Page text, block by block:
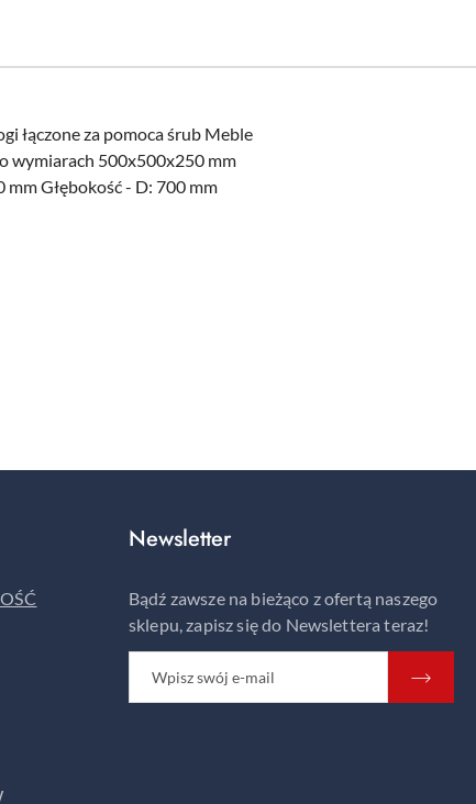
łączone za pomoca śrub Meble
wymiarach 500x500x250 mm
Głębokość - D: 700 mm
Newsletter
Bądź zawsze na bieżąco z ofertą naszego
sklepu, zapisz się do Newslettera teraz!